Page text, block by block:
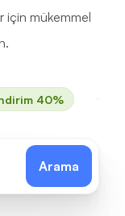
için mükemmel
40%
Arama